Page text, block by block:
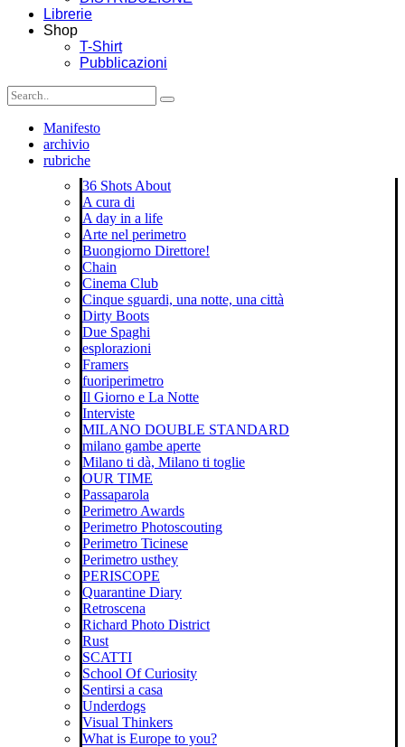
Librerie
Shop
T-Shirt
Pubblicazioni
Manifesto
archivio
rubriche
36 Shots About
A cura di
A day in a life
Arte nel perimetro
Buongiorno Direttore!
Chain
Cinema Club
Cinque sguardi, una notte, una città
Dirty Boots
Due Spaghi
esplorazioni
Framers
fuoriperimetro
Il Giorno e La Notte
Interviste
MILANO DOUBLE STANDARD
milano gambe aperte
Milano ti dà, Milano ti toglie
OUR TIME
Passaparola
Perimetro Awards
Perimetro Photoscouting
Perimetro Ticinese
Perimetro usthey
PERISCOPE
Quarantine Diary
Retroscena
Richard Photo District
Rust
SCATTI
School Of Curiosity
Sentirsi a casa
Underdogs
Visual Thinkers
What is Europe to you?